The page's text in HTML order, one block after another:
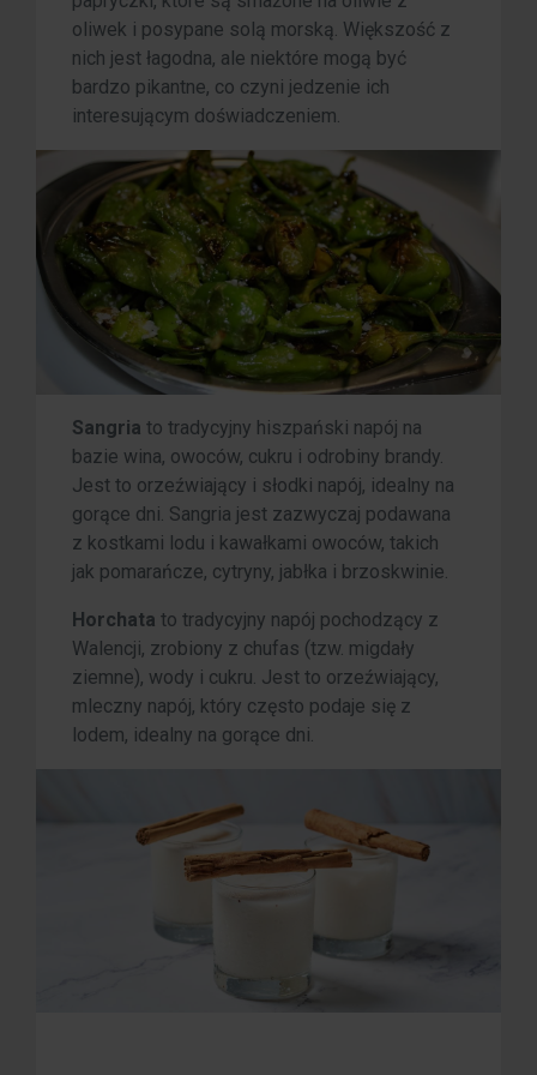
oliwek i posypane solą morską. Większość z
nich jest łagodna, ale niektóre mogą być
bardzo pikantne, co czyni jedzenie ich
interesującym doświadczeniem.
Sangria to tradycyjny hiszpański napój na
bazie wina, owoców, cukru i odrobiny brandy.
Jest to orzeźwiający i słodki napój, idealny na
gorące dni. Sangria jest zazwyczaj podawana
z kostkami lodu i kawałkami owoców, takich
jak pomarańcze, cytryny, jabłka i brzoskwinie.
Horchata to tradycyjny napój pochodzący z
Walencji, zrobiony z chufas (tzw. migdały
ziemne), wody i cukru. Jest to orzeźwiający,
mleczny napój, który często podaje się z
lodem, idealny na gorące dni.